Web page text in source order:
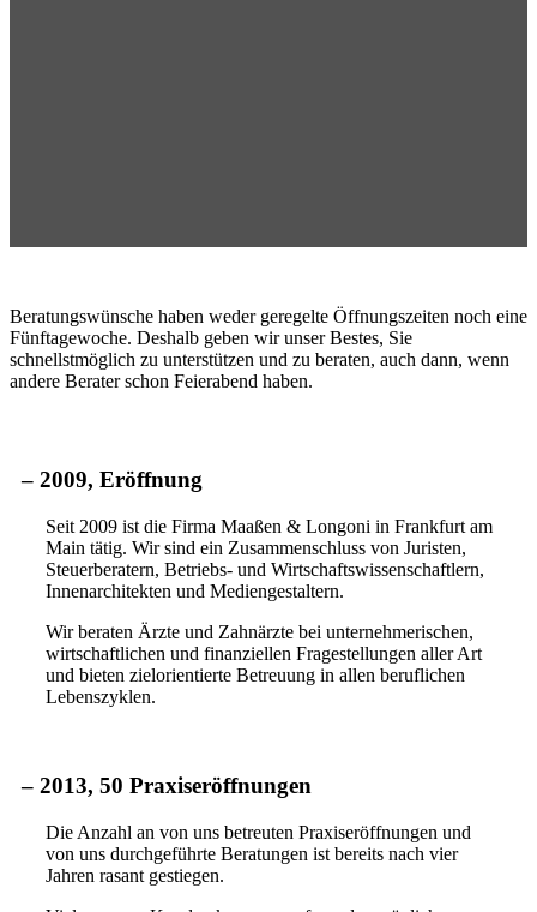
Beratungswünsche haben weder geregelte Öffnungszeiten noch eine
Fünftagewoche. Deshalb geben wir unser Bestes, Sie
schnellstmöglich zu unterstützen und zu beraten, auch dann, wenn
andere Berater schon Feierabend haben.
– 2009, Eröffnung
Seit 2009 ist die Firma Maaßen & Longoni in Frankfurt am
Main tätig. Wir sind ein Zusammenschluss von Juristen,
Steuerberatern, Betriebs- und Wirtschaftswissenschaftlern,
Innenarchitekten und Mediengestaltern.
Wir beraten Ärzte und Zahnärzte bei unternehmerischen,
wirtschaftlichen und finanziellen Fragestellungen aller Art
und bieten zielorientierte Betreuung in allen beruflichen
Lebenszyklen.
– 2013, 50 Praxiseröffnungen
Die Anzahl an von uns betreuten Praxiseröffnungen und
von uns durchgeführte Beratungen ist bereits nach vier
Jahren rasant gestiegen.